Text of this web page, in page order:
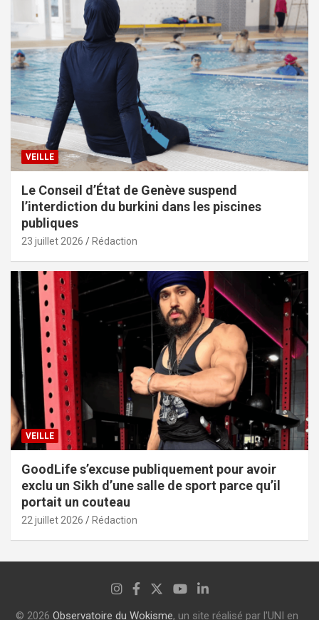
VEILLE
Le Conseil d’État de Genève suspend
l’interdiction du burkini dans les piscines
publiques
23 juillet 2026 Rédaction
VEILLE
GoodLife s’excuse publiquement pour avoir
exclu un Sikh d’une salle de sport parce qu’il
portait un couteau
22 juillet 2026 Rédaction
© 2026 Observatoire du Wokisme, un site réalisé par l'UNI en